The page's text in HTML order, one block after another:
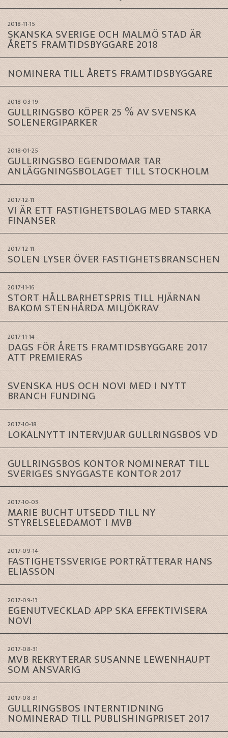
2018-11-15
SKANSKA SVERIGE OCH MALMÖ STAD ÄR
ÅRETS FRAMTIDSBYGGARE 2018
NOMINERA TILL ÅRETS FRAMTIDSBYGGARE
2018-03-19
GULLRINGSBO KÖPER 25 % AV SVENSKA
SOLENERGIPARKER
2018-01-25
GULLRINGSBO EGENDOMAR TAR
ANLÄGGNINGSBOLAGET TILL STOCKHOLM
2017-12-11
VI ÄR ETT FASTIGHETSBOLAG MED STARKA
FINANSER
2017-12-11
SOLEN LYSER ÖVER FASTIGHETSBRANSCHEN
2017-11-16
STORT HÅLLBARHETSPRIS TILL HJÄRNAN
BAKOM STENHÅRDA MILJÖKRAV
2017-11-14
DAGS FÖR ÅRETS FRAMTIDSBYGGARE 2017
ATT PREMIERAS
SVENSKA HUS OCH NOVI MED I NYTT
BRANCH FUNDING
2017-10-18
LOKALNYTT INTERVJUAR GULLRINGSBOS VD
GULLRINGSBOS KONTOR NOMINERAT TILL
SVERIGES SNYGGASTE KONTOR 2017
2017-10-03
MARIE BUCHT UTSEDD TILL NY
STYRELSELEDAMOT I MVB
2017-09-14
FASTIGHETSSVERIGE PORTRÄTTERAR HANS
ELIASSON
2017-09-13
EGENUTVECKLAD APP SKA EFFEKTIVISERA
NOVI
2017-08-31
MVB REKRYTERAR SUSANNE LEWENHAUPT
SOM ANSVARIG
2017-08-31
GULLRINGSBOS INTERNTIDNING
NOMINERAD TILL PUBLISHINGPRISET 2017